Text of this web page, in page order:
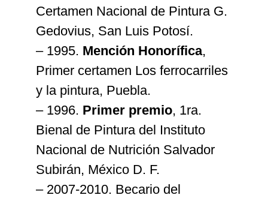
Certamen Nacional de Pintura G.
Gedovius, San Luis Potosí.
– 1995. Mención Honorífica,
Primer certamen Los ferrocarriles
y la pintura, Puebla.
– 1996. Primer premio, 1ra.
Bienal de Pintura del Instituto
Nacional de Nutrición Salvador
Subirán, México D. F.
– 2007-2010. Becario del